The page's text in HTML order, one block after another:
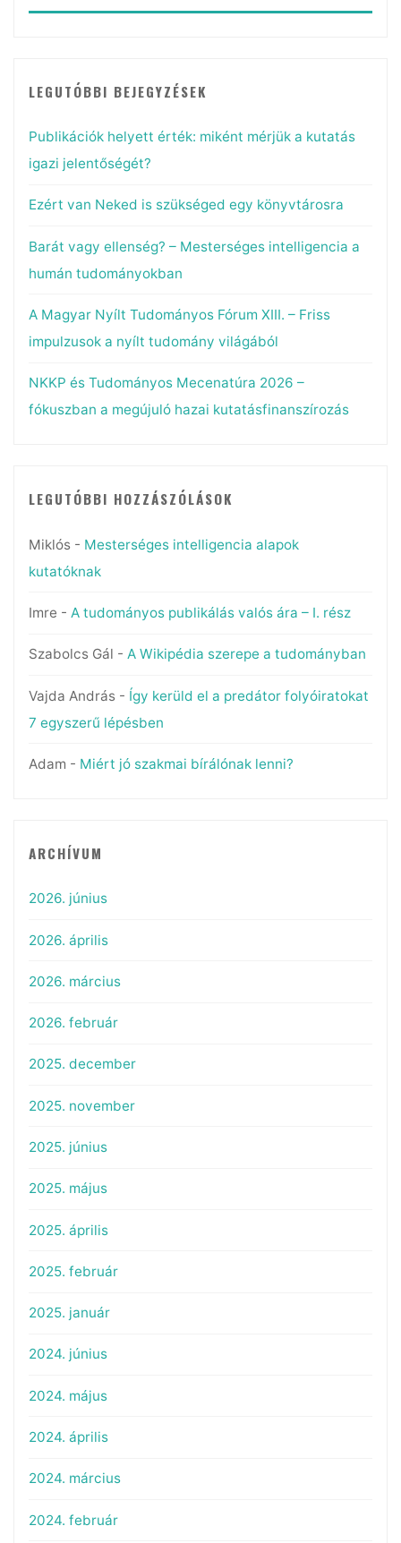
LEGUTÓBBI BEJEGYZÉSEK
Publikációk helyett érték: miként mérjük a kutatás
igazi jelentőségét?
Ezért van Neked is szükséged egy könyvtárosra
Barát vagy ellenség? – Mesterséges intelligencia a
humán tudományokban
A Magyar Nyílt Tudományos Fórum XIII. – Friss
impulzusok a nyílt tudomány világából
NKKP és Tudományos Mecenatúra 2026 –
fókuszban a megújuló hazai kutatásfinanszírozás
LEGUTÓBBI HOZZÁSZÓLÁSOK
Miklós- Mesterséges intelligencia alapok
kutatóknak
Imre - A tudományos publikálás valós ára – I. rész
Szabolcs Gál - A Wikipédia szerepe a tudományban
Vajda András- Így kerüld el a predátor folyóiratokat
7 egyszerű lépésben
Adam - Miért jó szakmai bírálónak lenni?
ARCHÍVUM
2026. június
2026. április
2026. március
2026. február
2025. december
2025. november
2025. június
2025. május
2025. április
2025. február
2025. január
2024. június
2024. május
2024. április
2024. március
2024. február